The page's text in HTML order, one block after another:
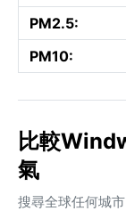
PM2.5:
PM10:
比較
氣
搜尋全球任何城